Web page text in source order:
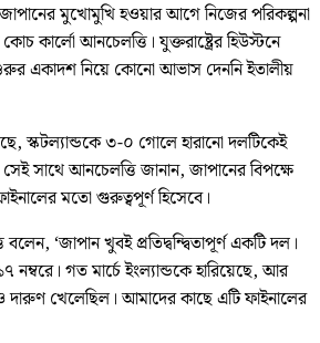
মুখোমুখি হওয়ার আগে নিজের পরিকল্পনা
কার্লো আনচেলত্তি। যুক্তরাষ্ট্রের হিউস্টনে
একাদশ নিয়ে কোনো আভাস দেননি ইতালীয়
স্কটল্যান্ডকে ৩-০ গোলে হারানো দলটিকেই
সাথে আনচেলত্তি জানান, জাপানের বিপক্ষে
মতো গুরুত্বপূর্ণ হিসেবে।
‘জাপান খুবই প্রতিদ্বন্দ্বিতাপূর্ণ একটি দল।
নম্বরে। গত মার্চে ইংল্যান্ডকে হারিয়েছে, আর
খেলেছিল। আমাদের কাছে এটি ফাইনালের